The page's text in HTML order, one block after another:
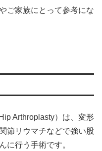
ご家族にとって参考にな
Arthroplasty）は、変形
節リウマチなどで強い股
に行う手術です。